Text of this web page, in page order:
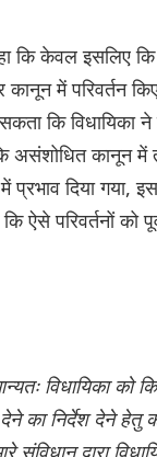
कि केवल इसलिए कि
में परिवर्तन
कि विधायिका
असंशोधित कानून में
में प्रभाव दिया गया,
ऐसे परिवर्तनों को
विधायिका को
देने का निर्देश देने हेतु